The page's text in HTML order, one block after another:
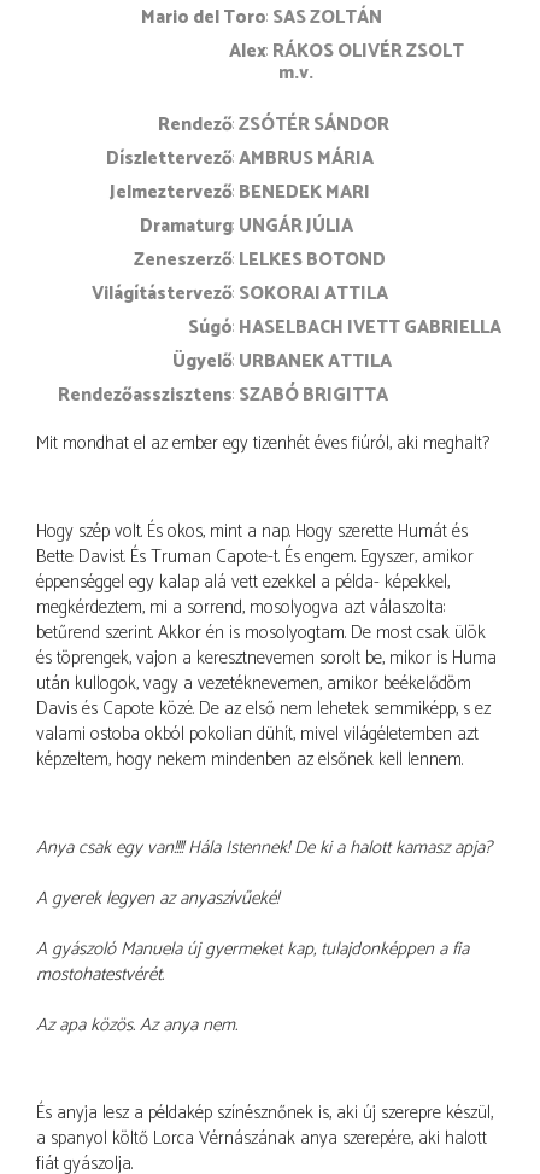
Mario del Toro SAS ZOLTÁN
Alex RÁKOS OLIVÉR ZSOLT
m.v.
rendező ZSÓTÉR SÁNDOR
díszlettervező AMBRUS MÁRIA
jelmeztervező BENEDEK MARI
dramaturg UNGÁR JÚLIA
zeneszerző LELKES BOTOND
világítástervező SOKORAI ATTILA
súgó HASELBACH IVETT GABRIELLA
ügyelő URBANEK ATTILA
rendezőasszisztens SZABÓ BRIGITTA
Mit mondhat el az ember egy tizenhét éves fiúról, aki meghalt?
Hogy szép volt. És okos, mint a nap. Hogy szerette Humát és
Bette Davist. És Truman Capote-t. És engem. Egyszer, amikor
éppenséggel egy kalap alá vett ezekkel a példa- képekkel,
megkérdeztem, mi a sorrend, mosolyogva azt válaszolta:
betűrend szerint. Akkor én is mosolyogtam. De most csak ülök
és töprengek, vajon a keresztnevemen sorolt be, mikor is Huma
után kullogok, vagy a vezetéknevemen, amikor beékelődöm
Davis és Capote közé. De az első nem lehetek semmiképp, s ez
valami ostoba okból pokolian dühít, mivel világéletemben azt
képzeltem, hogy nekem mindenben az elsőnek kell lennem.
Anya csak egy van!!!! Hála Istennek! De ki a halott kamasz apja?
A gyerek legyen az anyaszívűeké!
A gyászoló Manuela új gyermeket kap, tulajdonképpen a fia
mostohatestvérét.
Az apa közös. Az anya nem.
És anyja lesz a példakép színésznőnek is, aki új szerepre készül,
a spanyol költő Lorca Vérnászának anya szerepére, aki halott
fiát gyászolja.